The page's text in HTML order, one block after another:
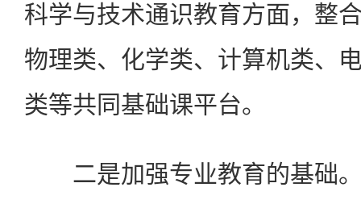
科学与技术通识教育方面，整
物理类、化学类、计算机类、
类等共同基础课平台。
二是加强专业教育的基础。